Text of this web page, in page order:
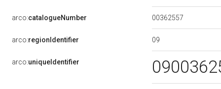
arco:catalogueNumber 00362557
arco:regionIdentifier 09
arco:uniqueIdentifier